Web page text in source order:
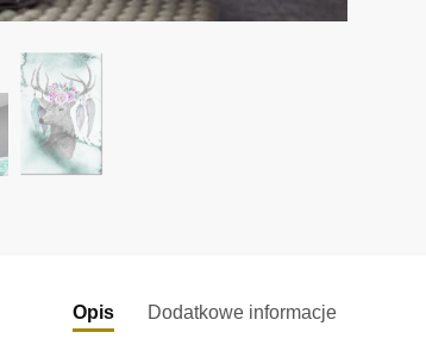
Opis Dodatkowe informacje